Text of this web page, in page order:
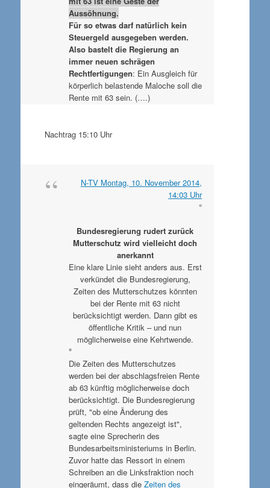
Aussöhnung.
Für so etwas darf natürlich kein
Steuergeld ausgegeben werden.
Also bastelt die Regierung an
immer neuen schrägen
Rechtfertigungen: Ein Ausgleich für
körperlich belastende Maloche soll die
Rente mit 63 sein. (….)
Nachtrag 15:10 Uhr
N-TV Montag, 10. November 2014,
14:03 Uhr
°
Bundesregierung rudert zurück
Mutterschutz wird vielleicht doch
anerkannt
Eine klare Linie sieht anders aus. Erst
verkündet die Bundesregierung,
Zeiten des Mutterschutzes könnten
bei der Rente mit 63 nicht
berücksichtigt werden. Dann gibt es
öffentliche Kritik – und nun
möglicherweise eine Kehrtwende.
°
Die Zeiten des Mutterschutzes
werden bei der abschlagsfreien Rente
ab 63 künftig möglicherweise doch
berücksichtigt. Die Bundesregierung
prüft, "ob eine Änderung des
geltenden Rechts angezeigt ist",
sagte eine Sprecherin des
Bundesarbeitsministeriums in Berlin.
Zuvor hatte das Ressort in einem
Schreiben an die Linksfraktion noch
eingeräumt, dass die Zeiten des